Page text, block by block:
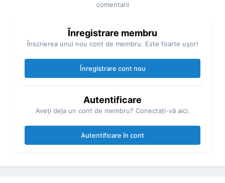
comentarii
Înregistrare membru
Înscrierea unui nou cont de membru. Este foarte uşor!
Înregistrare cont nou
Autentificare
Aveţi deja un cont de membru? Conectaţi-vă aici.
Autentificare în cont